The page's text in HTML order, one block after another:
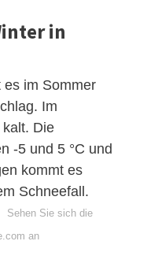
in
es im Sommer
Im
Die
-5 und 5 °C und
kommt es
Schneefall.
Sehen Sie sich die
an